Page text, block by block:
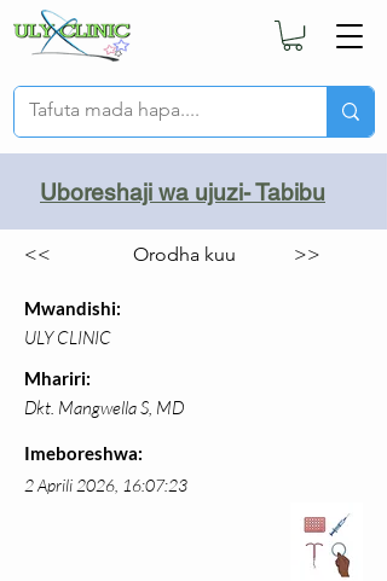
Uboreshaji wa ujuzi- Tabibu
<< Orodha kuu >>
Mwandishi:
ULY CLINIC
Mhariri:
Dkt. Mangwella S, MD
Imeboreshwa:
2 Aprili 2026, 16:07:23